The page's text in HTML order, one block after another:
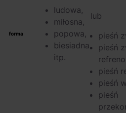
forma
ludowa,
miłosna,
popowa,
biesiadna
itp.
lub
pieśń
pieśń
pieśń
pieśń
pieśń